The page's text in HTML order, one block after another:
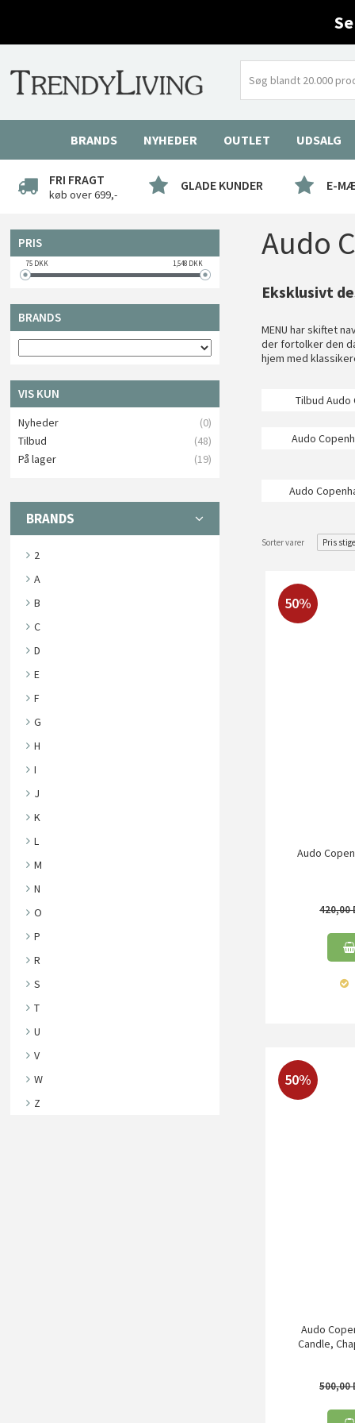
BRANDS NYHEDER OUTLET UDSALG
FRI FRAGT
køb over 699,-
GLADE KUNDER E-
PRIS
75 DKK 1,548 DKK
BRANDS
VIS KUN
Nyheder
(0)
Tilbud
(48)
På lager
(19)
BRANDS
2
A
B
C
D
E
F
G
H
I
J
K
L
M
N
O
P
R
S
T
U
V
W
Z
Audo
Eksklusivt
MENU har skiftet
der fortolker den
hjem med
Tilbud Audo
Audo
Audo
Sorter varer Pris
50%
Audo
420,00
50%
Audo
Candle,
500,00